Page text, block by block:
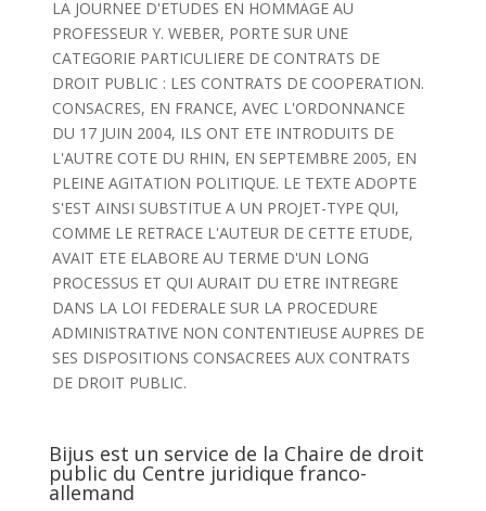
LA JOURNEE D'ETUDES EN HOMMAGE AU
PROFESSEUR Y. WEBER, PORTE SUR UNE
CATEGORIE PARTICULIERE DE CONTRATS DE
DROIT PUBLIC : LES CONTRATS DE COOPERATION.
CONSACRES, EN FRANCE, AVEC L'ORDONNANCE
DU 17 JUIN 2004, ILS ONT ETE INTRODUITS DE
L'AUTRE COTE DU RHIN, EN SEPTEMBRE 2005, EN
PLEINE AGITATION POLITIQUE. LE TEXTE ADOPTE
S'EST AINSI SUBSTITUE A UN PROJET-TYPE QUI,
COMME LE RETRACE L'AUTEUR DE CETTE ETUDE,
AVAIT ETE ELABORE AU TERME D'UN LONG
PROCESSUS ET QUI AURAIT DU ETRE INTREGRE
DANS LA LOI FEDERALE SUR LA PROCEDURE
ADMINISTRATIVE NON CONTENTIEUSE AUPRES DE
SES DISPOSITIONS CONSACREES AUX CONTRATS
DE DROIT PUBLIC.
Bijus est un service de la Chaire de droit
public du Centre juridique franco-
allemand